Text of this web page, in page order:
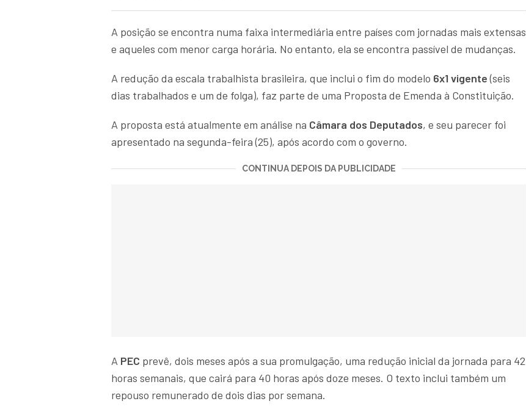
A posição se encontra numa faixa intermediária entre países com jornadas mais extensas
e aqueles com menor carga horária. No entanto, ela se encontra passível de mudanças.
A redução da escala trabalhista brasileira, que inclui o fim do modelo 6x1 vigente(seis
dias trabalhados e um de folga), faz parte de uma Proposta de Emenda à Constituição.
A proposta está atualmente em análise na Câmara dos Deputados, e seu parecer foi
apresentado na segunda-feira (25), após acordo com o governo.
CONTINUA DEPOIS DA PUBLICIDADE
A PEC prevê, dois meses após a sua promulgação, uma redução inicial da jornada para 42
horas semanais, que cairá para 40 horas após doze meses. O texto inclui também um
repouso remunerado de dois dias por semana.